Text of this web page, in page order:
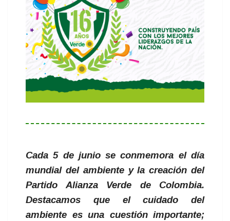
Cada 5 de junio se conmemora el día
mundial del ambiente y la creación del
Partido Alianza Verde de Colombia.
Destacamos que el cuidado del
ambiente es una cuestión importante;